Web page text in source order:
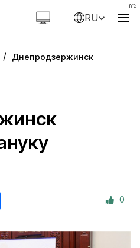
RU
/ Днепродзержинск
0